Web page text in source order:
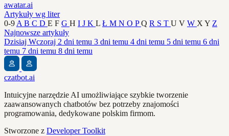
awatar.ai
Artykuły wg liter
0-9 A B C D E F G H I J K L Ł M N O PQ R S T U V W X Y Z
Najnowsze artykuły
Dzisiaj Wczoraj 2 dni temu 3 dni temu 4 dni temu 5 dni temu 6 dni
temu 7 dni temu 8 dni temu
czatbot.ai
Intuicyjne narzędzie AI umożliwiające szybkie tworzenie
zaawansowanych chatbotów bez potrzeby znajomości
programowania, dedykowane polskim firmom.
Stworzone z Developer Toolkit